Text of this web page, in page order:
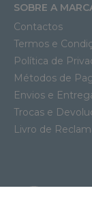
SOBRE A
Contactos
Termos e
Política de
Métodos de
Envios e
Trocas e
Livro de